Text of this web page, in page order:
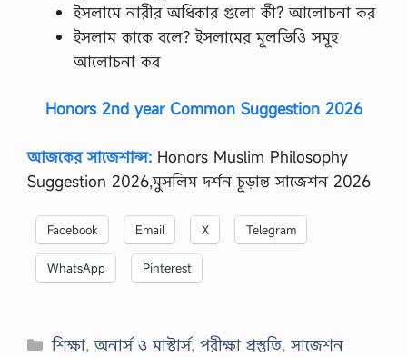
ইসলামে নারীর অধিকার গুলো কী? আলোচনা কর
ইসলাম কাকে বলে? ইসলামের মূলভিওি সমূহ
আলোচনা কর
Honors 2nd year Common Suggestion 2026
আজকের সাজেশান্স: Honors Muslim Philosophy
Suggestion 2026,মুসলিম দর্শন চূড়ান্ত সাজেশন 2026
Facebook Email X Telegram
WhatsApp Pinterest
Categories
শিক্ষা,অনার্স ও মাস্টার্স,পরীক্ষা প্রস্তুতি,সাজেশন